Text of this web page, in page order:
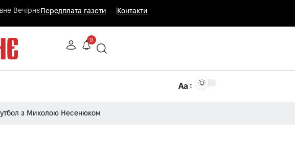
ВечірнєПередплата газети Контакти
9
Аа
з Миколою Несенюком